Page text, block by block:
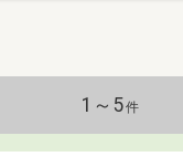
1～5件